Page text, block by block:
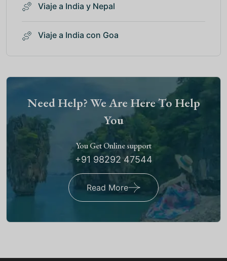
Viaje a India y Nepal
Viaje a India con Goa
Need Help? We Are Here To Help
You
You Get Online support
+91 98292 47544
Read More